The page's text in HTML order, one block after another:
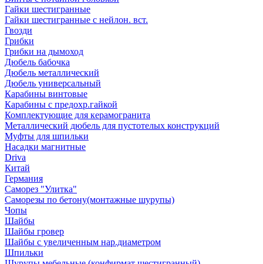
Гайки шестигранные
Гайки шестигранные с нейлон. вст.
Гвозди
Грибки
Грибки на дымоход
Дюбель бабочка
Дюбель металлический
Дюбель универсальный
Карабины винтовые
Карабины с предохр.гайкой
Комплектующие для керамогранита
Металлический дюбель для пустотелых конструкций
Муфты для шпильки
Насадки магнитные
Driva
Китай
Германия
Саморез "Улитка"
Саморезы по бетону(монтажные шурупы)
Чопы
Шайбы
Шайбы гровер
Шайбы с увеличенным нар.диаметром
Шпильки